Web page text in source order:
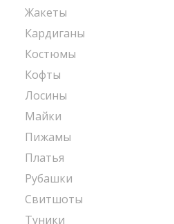
Жакеты
Кардиганы
Костюмы
Кофты
Лосины
Майки
Пижамы
Платья
Рубашки
Свитшоты
Туники